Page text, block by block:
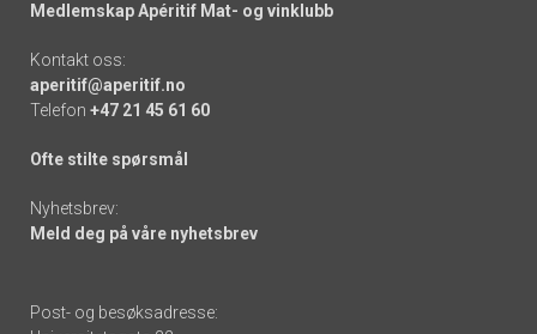
Medlemskap Apéritif Mat- og vinklubb
Kontakt oss:
aperitif@aperitif.no
Telefon +47 21 45 61 60
Ofte stilte spørsmål
Nyhetsbrev:
Meld deg på våre nyhetsbrev
Post- og besøksadresse: